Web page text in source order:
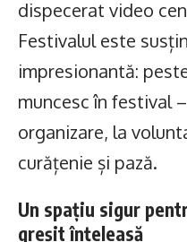
dispecerat video
Festivalul este
impresionantă:
muncesc în festival
organizare, la
curățenie și pază.
Un spațiu sigur
greșit înțeleasă